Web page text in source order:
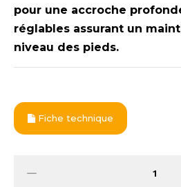
pour une accroche
réglables assurant un
niveau des pieds.
Fiche technique